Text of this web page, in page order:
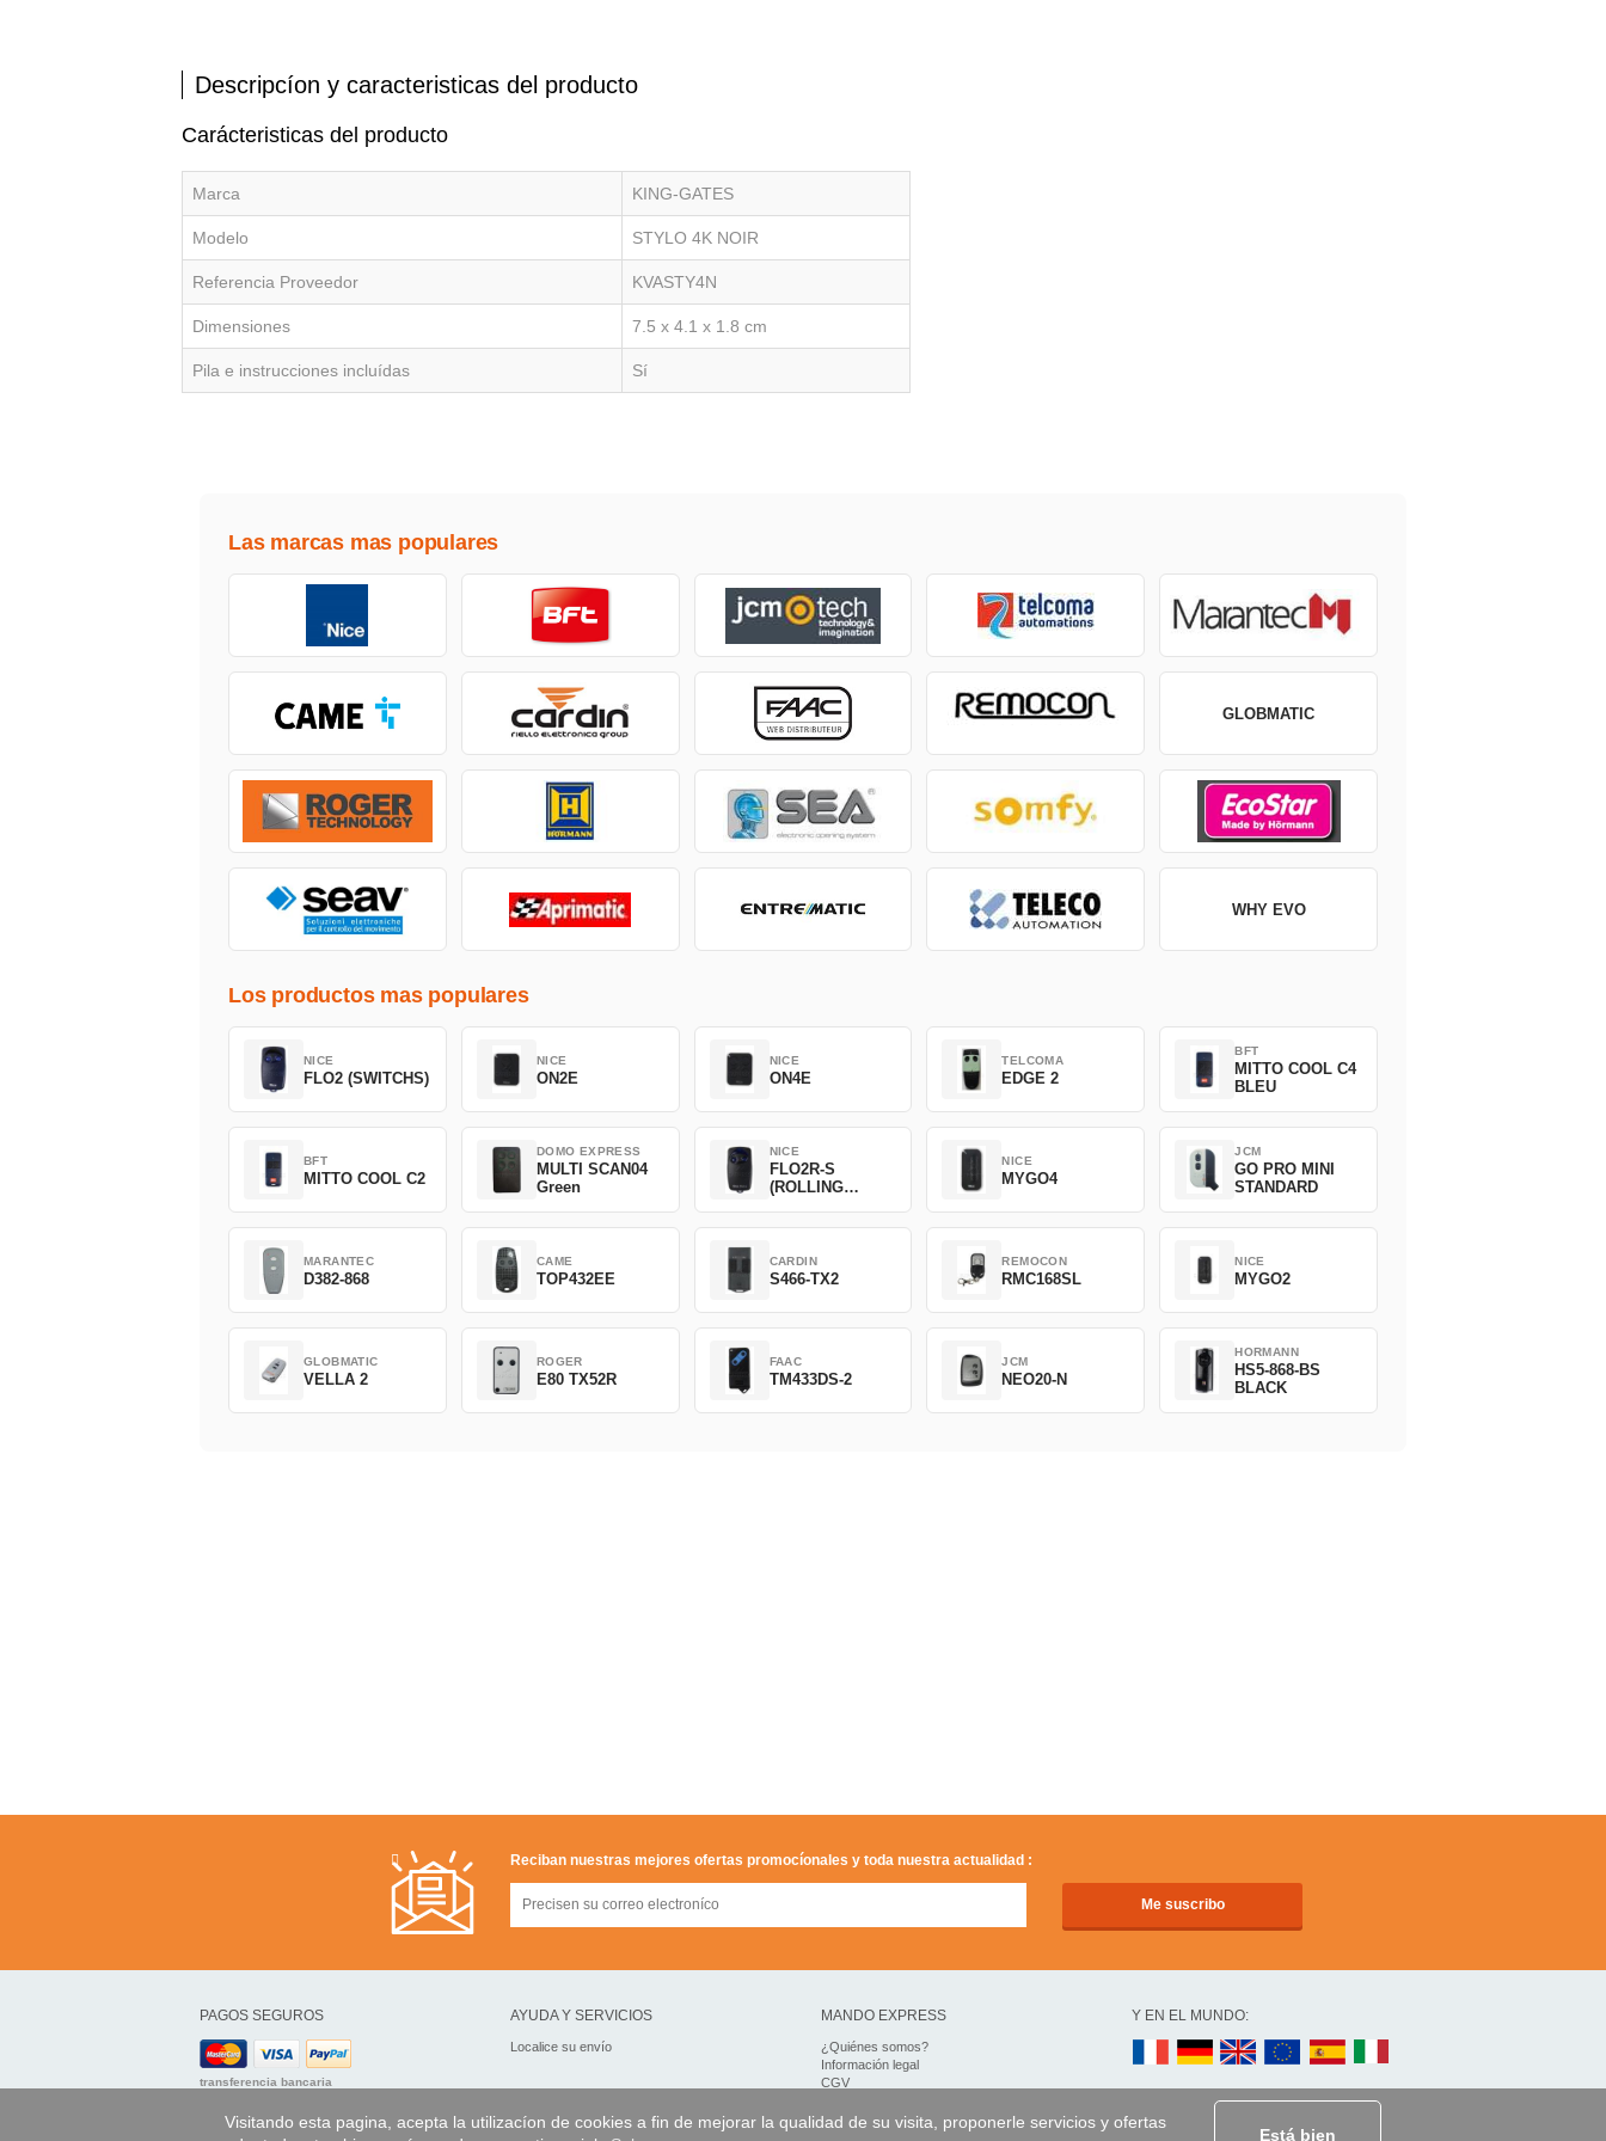
Visitando esta pagina, acepta la utilizacíon de cookies a fin de mejorar la qualidad de su visita, proponerle servicios y ofertas
Está bien
Descripcíon y caracteristicas del producto
Carácteristicas del producto
Marca KING-GATES
Modelo STYLO 4K NOIR
Referencia Proveedor KVASTY4N
Dimensiones 7.5 x 4.1 x 1.8 cm
Pila e instrucciones incluídas Sí
Las marcas mas populares
GLOBMATIC
WHY EVO
Los productos mas populares
NICE
FLO2 (SWITCHS)
NICE
ON2E
NICE
ON4E
TELCOMA
EDGE 2
BFT
MITTO COOL C4
BLEU
BFT
MITTO COOL C2
DOMO EXPRESS
MULTI SCAN04
Green
NICE
FLO2R-S
(ROLLING
NICE
MYGO4
JCM
GO PRO MINI
STANDARD
MARANTEC
D382-868
CAME
TOP432EE
CARDIN
S466-TX2
REMOCON
RMC168SL
NICE
MYGO2
GLOBMATIC
VELLA 2
ROGER
E80 TX52R
FAAC
TM433DS-2
JCM
NEO20-N
HORMANN
HS5-868-BS
BLACK
Reciban nuestras mejores ofertas promocíonales y toda nuestra actualidad :
PAGOS SEGUROS
transferencia bancaria
AYUDA Y SERVICIOS
Localice su envío
MANDO EXPRESS
¿Quiénes somos?
Información legal
CGV
Acceso profesionales
Y EN EL MUNDO: